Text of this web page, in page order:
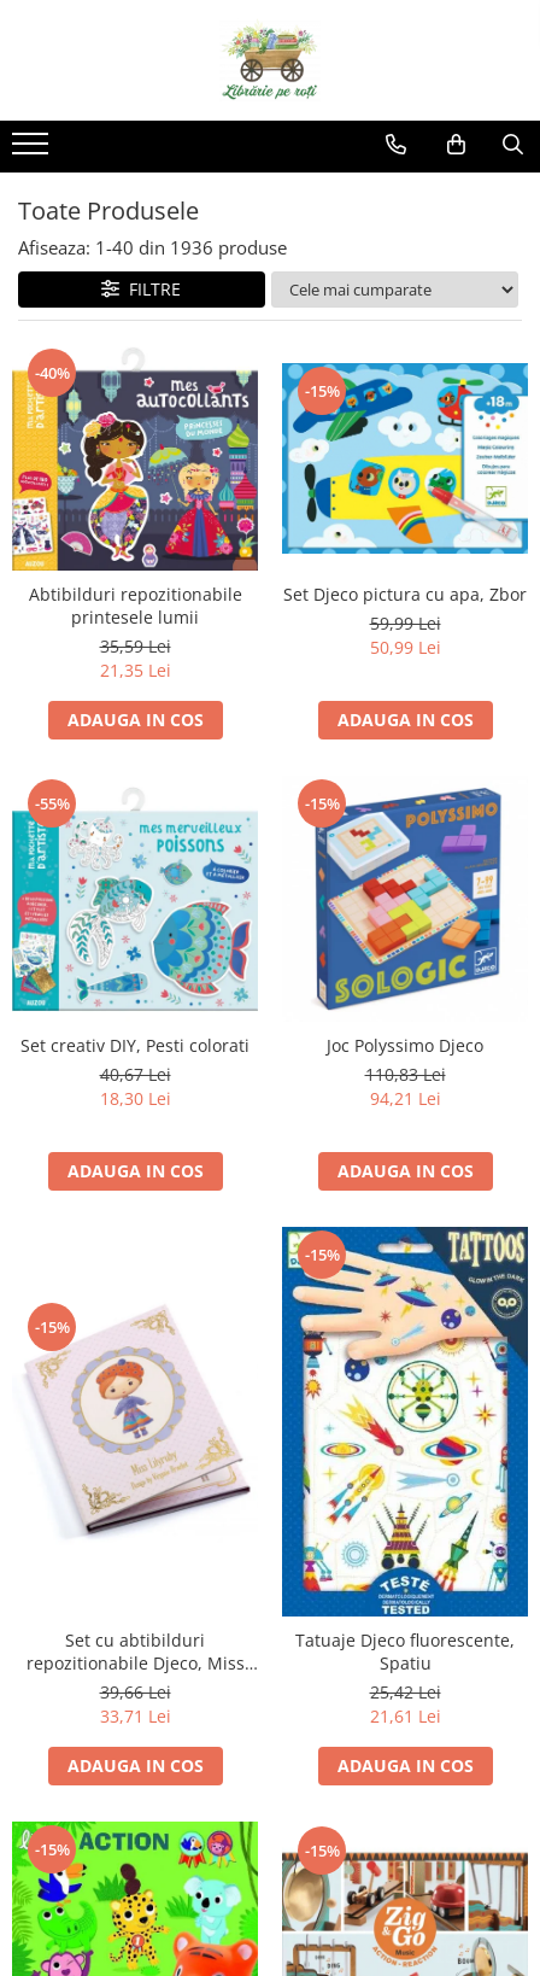
Toate Produsele
Afiseaza: 1-40 din 1936 produse
FILTRE
-40%
Abtibilduri repozitionabile
printesele lumii
35,59 Lei
21,35 Lei
ADAUGA IN COS
-15%
Set Djeco pictura cu apa, Zbor
59,99 Lei
50,99 Lei
ADAUGA IN COS
-55%
Set creativ DIY, Pesti colorati
40,67 Lei
18,30 Lei
ADAUGA IN COS
-15%
Joc Polyssimo Djeco
110,83 Lei
94,21 Lei
ADAUGA IN COS
-15%
Set cu abtibilduri
repozitionabile Djeco, Miss
Lilyruby
39,66 Lei
33,71 Lei
ADAUGA IN COS
-15%
Tatuaje Djeco fluorescente,
Spatiu
25,42 Lei
21,61 Lei
ADAUGA IN COS
-15% -15%